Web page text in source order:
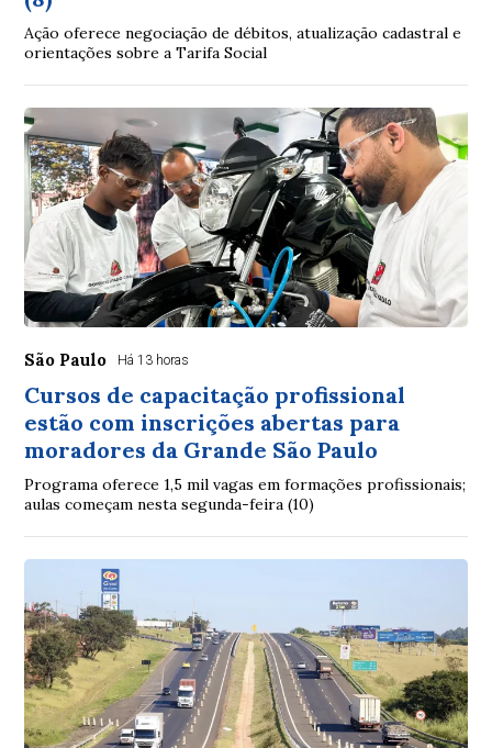
Ação oferece negociação de débitos, atualização cadastral e
orientações sobre a Tarifa Social
São Paulo Há 13 horas
Cursos de capacitação profissional
estão com inscrições abertas para
moradores da Grande São Paulo
Programa oferece 1,5 mil vagas em formações profissionais;
aulas começam nesta segunda-feira (10)